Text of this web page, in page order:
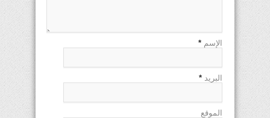
الإسم *
البريد *
الموقع